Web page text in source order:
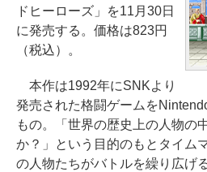
ドヒーローズ」を11月30日
に発売する。価格は823円
（税込）。
本作は1992年にSNKより
発売された格闘ゲームを
もの。「世界の歴史上の人物の
か？」という目的のもとタイム
の人物たちがバトルを繰り広げる